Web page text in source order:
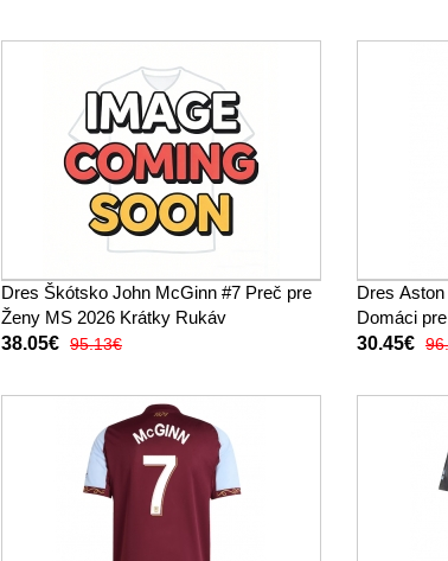
Dres Škótsko John McGinn #7 Preč pre
Ženy MS 2026 Krátky Rukáv
38.05€ 95.13€
Dres
Domáci
(+ trenírky)
30.45€